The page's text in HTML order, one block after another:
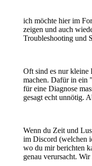
ich möchte hier im
zeigen und auch
Troubleshooting und
Oft sind es nur kleine
machen. Dafür in ein
für eine Diagnose
gesagt echt unnötig.
Wenn du Zeit und
im Discord (welchen
wo du mir berichten
genau verursacht.